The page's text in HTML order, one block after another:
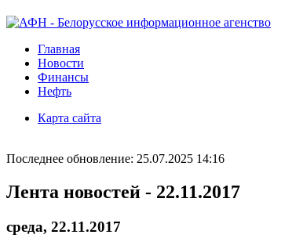
Главная
Новости
Финансы
Нефть
Карта сайта
Последнее обновление: 25.07.2025 14:16
Лента новостей - 22.11.2017
среда, 22.11.2017